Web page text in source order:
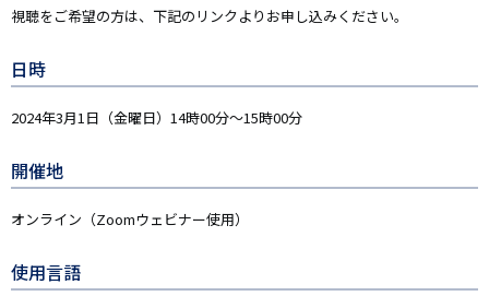
視聴をご希望の方は、下記のリンクよりお申し込みください。
日時
2024年3月1日（金曜日）14時00分～15時00分
開催地
オンライン（Zoomウェビナー使用）
使用言語